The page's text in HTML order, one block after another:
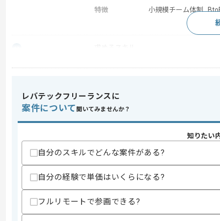
特徴
小規模チーム体制 ,
・JavaScriptのいずれかのフレームワー
・RESTAPIを用いた開発経験
・Javaを用いた開発経験
上記に似た経験やスキルをお持ちであれば
精算・お支払い
精算条件
有
精算基準時間
レバテックフリーランスに
案件について 聞いてみませんか？
知りたい
自分のスキルでどんな案件がある?
自分の経験で単価はいくらになる?
フルリモートで参画できる?